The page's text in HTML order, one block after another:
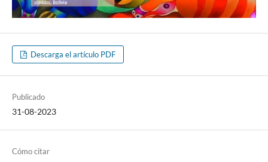
Descarga el artículo PDF
Publicado
31-08-2023
Cómo citar